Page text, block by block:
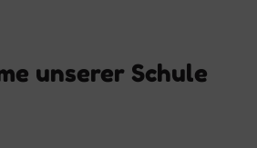
unserer Schule